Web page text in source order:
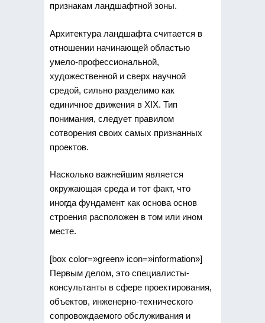
признакам ландшафтной зоны.
Архитектура ландшафта считается в
отношении начинающей областью
умело-профессиональной,
художественной и сверх научной
средой, сильно разделимо как
единичное движения в XIX. Тип
понимания, следует правилом
сотворения своих самых признанных
проектов.
Насколько важнейшим является
окружающая среда и тот факт, что
иногда фундамент как основа основ
строения расположен в том или ином
месте.
[box color=»green» icon=»information»]
Первым делом, это специалисты-
консультанты в сфере проектирования,
объектов, инженерно-технического
сопровождаемого обслуживания и